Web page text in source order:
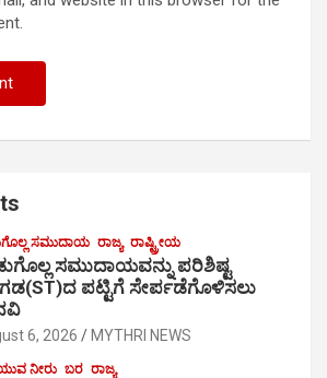
ಸಮುದಾಯ ರಾಜ್ಯ ರಾಷ್ಟ್ರೀಯ
ಸಮುದಾಯವನ್ನು ಪರಿಶಿಷ್ಟ
ಪಟ್ಟಿಗೆ ಸೇರ್ಪಡೆಗೊಳಿಸಲು
6, 2026 MYTHRI NEWS
ನೀರು ಬರ ರಾಜ್ಯ